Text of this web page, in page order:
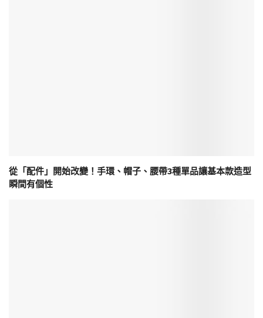
從「配件」開始改變！手環、帽子、腰帶3種單品讓基本款造型
瞬間有個性